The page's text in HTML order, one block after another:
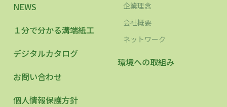
NEWS
１分で分かる溝端紙工
デジタルカタログ
お問い合わせ
個人情報保護方針
企業理念
会社概要
ネットワーク
環境への取組み